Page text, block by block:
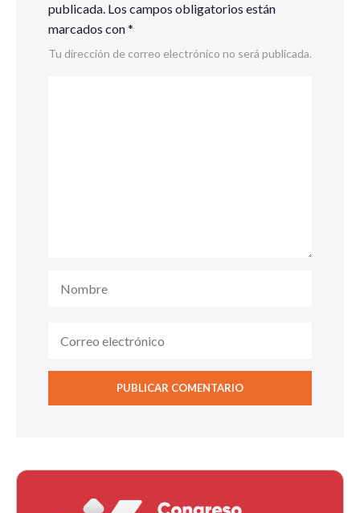
publicada. Los campos obligatorios están
marcados con*
Tu dirección de correo electrónico no será publicada.